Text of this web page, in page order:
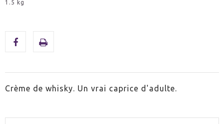
1.5 kg
Crème de whisky. Un vrai caprice d'adulte.